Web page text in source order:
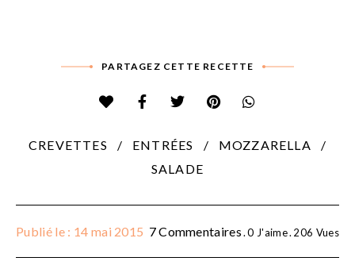
PARTAGEZ CETTE RECETTE
CREVETTES ENTRÉES
MOZZARELLA
SALADE
Publié le : 14 mai 2015 7 Commentaires 0 J'aime 206 Vues